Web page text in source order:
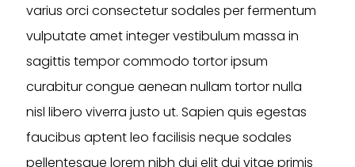
varius orci consectetur sodales per fermentum
vulputate amet integer vestibulum massa in
sagittis tempor commodo tortor ipsum
curabitur congue aenean nullam tortor nulla
nisl libero viverra justo ut. Sapien quis egestas
faucibus aptent leo facilisis neque sodales
pellentesque lorem nibh dui elit dui vitae primis